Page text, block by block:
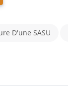
D'une SASU